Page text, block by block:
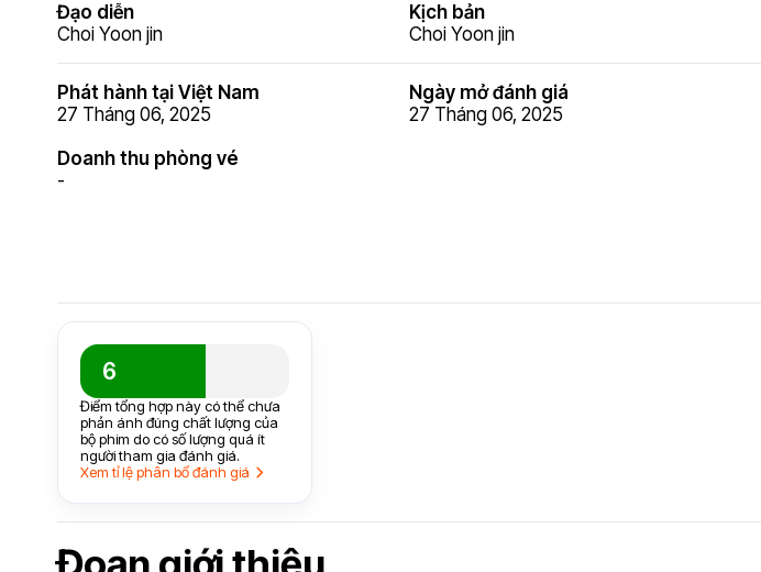
Đạo diễn
Choi Yoon jin
Kịch bản
Choi Yoon jin
Phát hành tại Việt Nam
27 Tháng 06, 2025
Ngày mở đánh giá
27 Tháng 06, 2025
Doanh thu phòng vé
-
6
Điểm tổng hợp này có thể chưa
phản ánh đúng chất lượng của
bộ phim do có số lượng quá ít
người tham gia đánh giá.
Xem tỉ lệ phân bổ đánh giá